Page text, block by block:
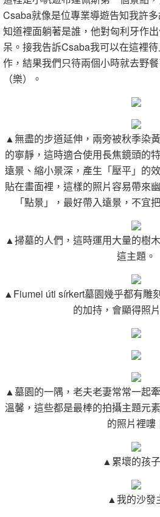
Csaba就像是位專業導遊告知我許
知道裡面躺著是誰，他對匈利牙作
呆。接我告訴Csaba我可以在這裡
作，結果我們只待兩個小時就去野
（樂）。
▲無盡的步道延伸，兩旁被秋季染
的寧靜，這時適合使用長焦鏡頭的
遠景、縮小景深，產生「壓平」的
貼在畫面裡，這樣的照片容易帶來
「點景」，最好帶入遠景，不宜
▲掃墓的人們，這時運用大量的樹
這主題。
▲Fiumei úti sírkert墓園幾乎都有雕
的加持，會顯得照
▲墓園的一隅，老夫老妻常常一起
溫馨，這些都是最棒的拍攝主題元
的照片裡嘍
▲累壞的孩
▲我的沙發